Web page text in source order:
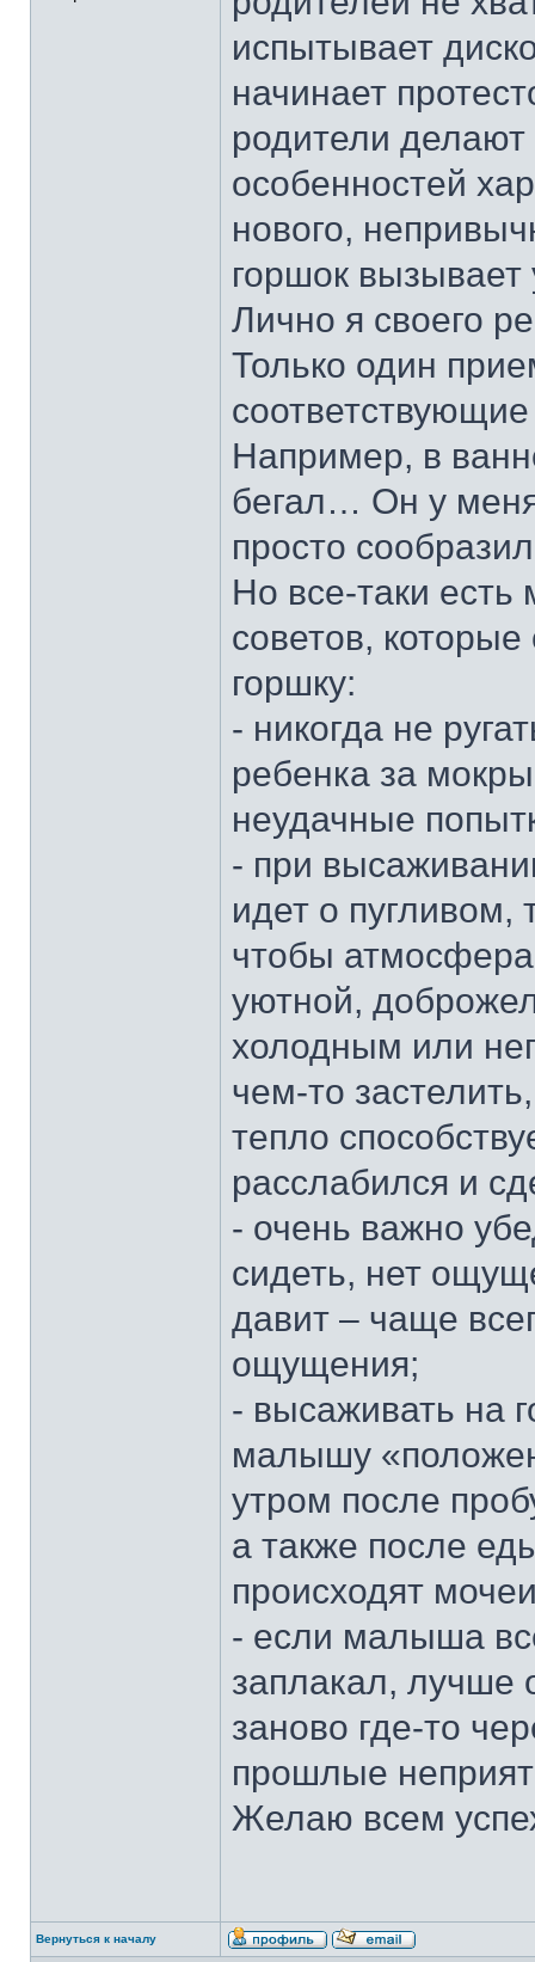
испытывает
начинает
родители делают
особенностей
нового,
горшок
Лично я своего
Только один
соответствующие
Например, в
бегал… Он у
просто
Но все-таки есть
советов, которые
горшку:
- никогда не
ребенка за
неудачные
- при
идет о
чтобы
уютной,
холодным или
чем-то
тепло
расслабился и
- очень важно
сидеть, нет
давит – чаще
ощущения;
- высаживать на
малышу
утром после
а также после
происходят
- если малыша
заплакал, лучше
заново где-то
прошлые
Желаю всем
Вернуться к началу